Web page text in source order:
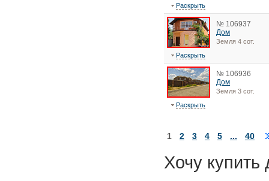
Раскрыть
№ 106937
Дом
Земля 4 сот.
Раскрыть
№ 106936
Дом
Земля 3 сот.
Раскрыть
1 2 3 4 5 ... 40
Хочу купить